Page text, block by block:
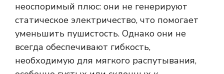
неоспоримый плюс: они не генерируют
статическое электричество, что помогает
уменьшить пушистость. Однако они не
всегда обеспечивают гибкость,
необходимую для мягкого распутывания,